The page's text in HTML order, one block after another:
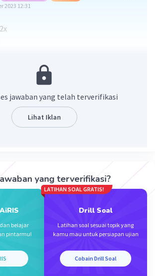
2023 12:31
180(2)
1011010110 =
1010101011
jawaban yang telah terverifikasi
Lihat Iklan
yang terverifikasi?
belajar
pintarmu!
LATIHAN SOAL GRATIS!
Drill Soal
Latihan soal sesuai topik yang
kamu mau untuk persiapan ujian
Cobain Drill Soal